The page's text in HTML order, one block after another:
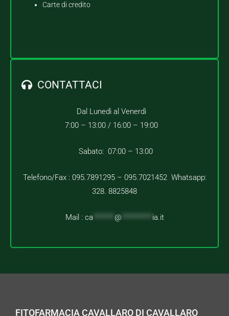
Carte di credito
CONTATTACI
Dal Lunedì al Venerdì
7:00 – 13:00 / 16:00 – 19:00
Sabato: 07:00 – 13:00
Telefono/Fax : 095.7891295 – 095.7021452 Whatsapp:
328. 8825848
Mail : ca @ ia.it
FITOFARMACIA CAVALLARO DI CAVALLARO